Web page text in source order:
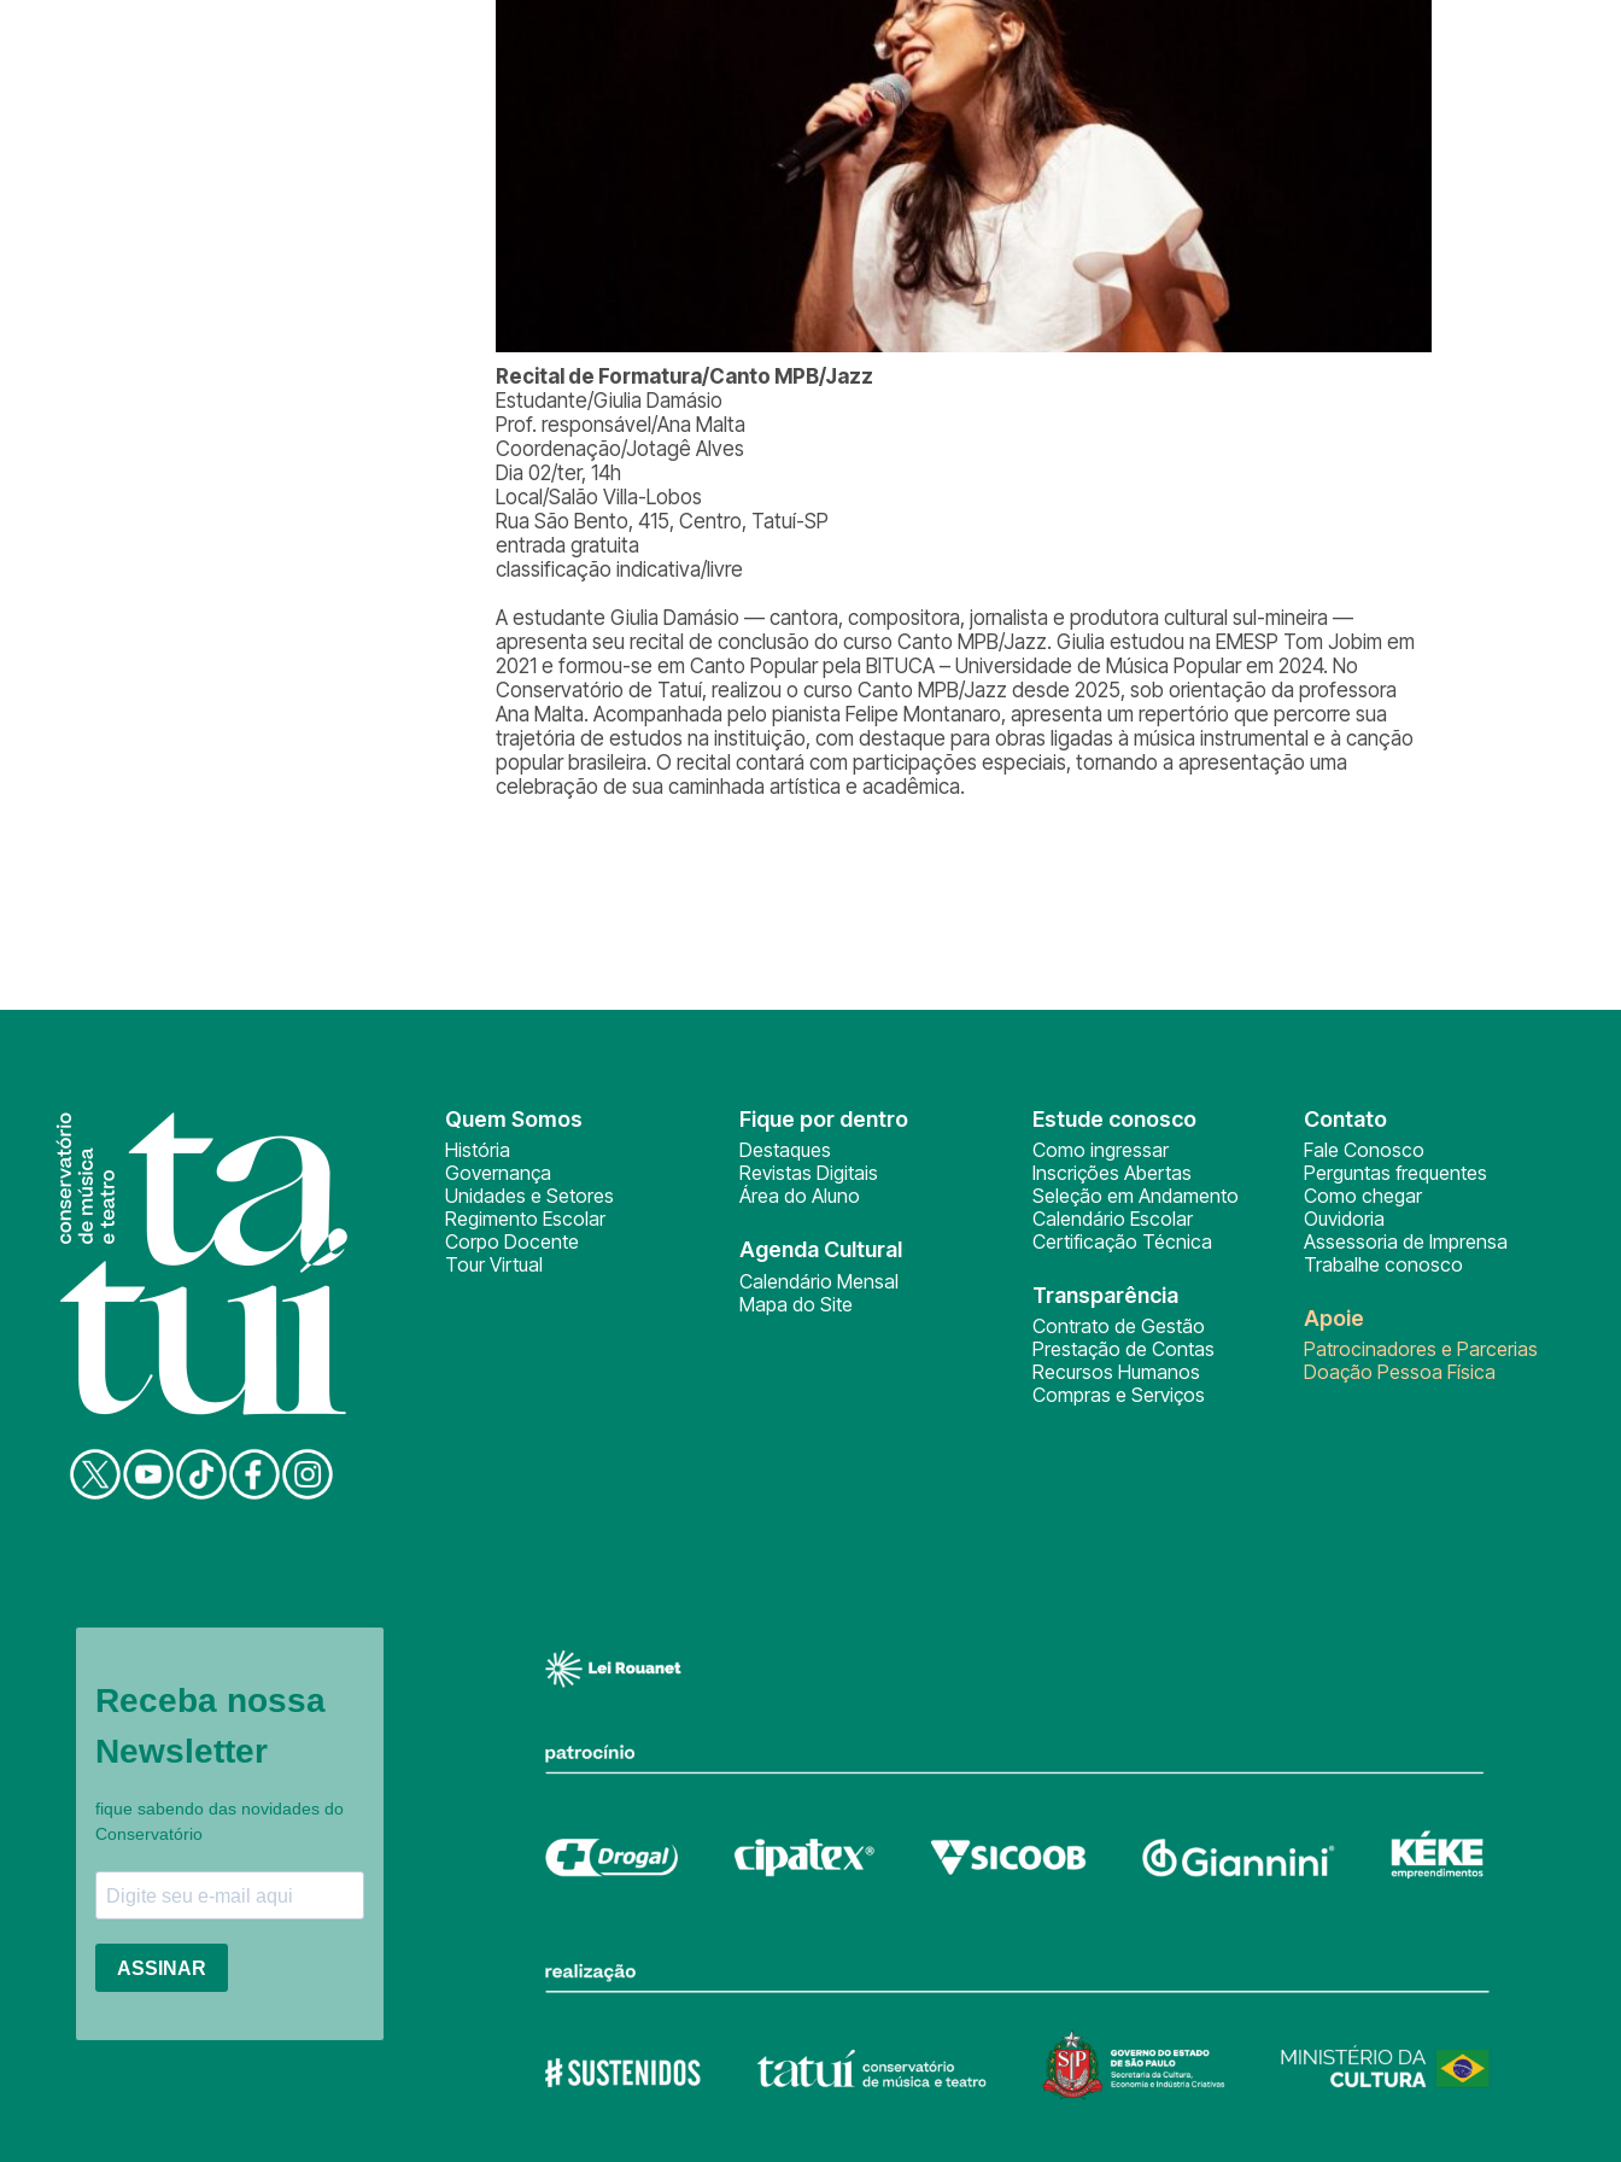
Recital de Formatura/Canto MPB/Jazz
Estudante/Giulia Damásio
Prof. responsável/Ana Malta
Coordenação/Jotagê Alves
Dia 02/ter, 14h
Local/Salão Villa-Lobos
Rua São Bento, 415, Centro, Tatuí-SP
entrada gratuita
classificação indicativa/livre
A estudante Giulia Damásio — cantora, compositora, jornalista e produtora cultural sul-mineira —
apresenta seu recital de conclusão do curso Canto MPB/Jazz. Giulia estudou na EMESP Tom Jobim em
2021 e formou-se em Canto Popular pela BITUCA – Universidade de Música Popular em 2024. No
Conservatório de Tatuí, realizou o curso Canto MPB/Jazz desde 2025, sob orientação da professora
Ana Malta. Acompanhada pelo pianista Felipe Montanaro, apresenta um repertório que percorre sua
trajetória de estudos na instituição, com destaque para obras ligadas à música instrumental e à canção
popular brasileira. O recital contará com participações especiais, tornando a apresentação uma
celebração de sua caminhada artística e acadêmica.
Quem Somos
História
Governança
Unidades e Setores
Regimento Escolar
Corpo Docente
Tour Virtual
Fique por dentro
Destaques
Revistas Digitais
Área do Aluno
Agenda Cultural
Calendário Mensal
Mapa do Site
Estude conosco
Como ingressar
Inscrições Abertas
Seleção em Andamento
Calendário Escolar
Certificação Técnica
Transparência
Contrato de Gestão
Prestação de Contas
Recursos Humanos
Compras e Serviços
Contato
Fale Conosco
Perguntas frequentes
Como chegar
Ouvidoria
Assessoria de Imprensa
Trabalhe conosco
Apoie
Patrocinadores e Parcerias
Doação Pessoa Física